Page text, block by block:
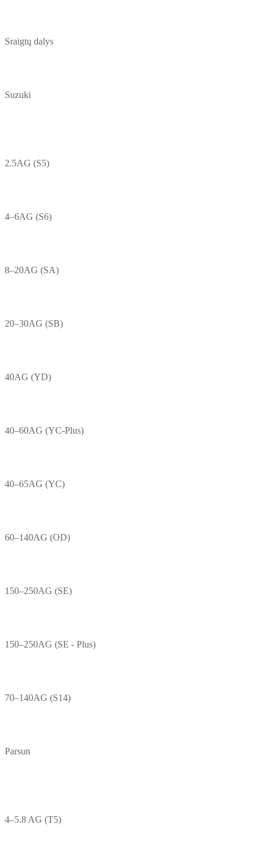
Sraigtų dalys
Suzuki
2.5AG (S5)
4–6AG (S6)
8–20AG (SA)
20–30AG (SB)
40AG (YD)
40–60AG (YC-Plus)
40–65AG (YC)
60–140AG (OD)
150–250AG (SE)
150–250AG (SE - Plus)
70–140AG (S14)
Parsun
4–5.8 AG (T5)